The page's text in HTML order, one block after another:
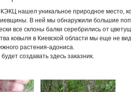
нашел уникальное природное место,
В ней мы обнаружили большие
все склоны балки серебрились от
ковыля в Киевской области мы еще не
растения-адониса.
создавать здесь заказник.